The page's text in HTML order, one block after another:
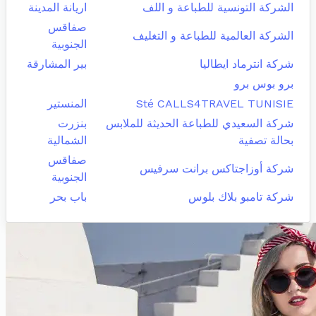
الشركة التونسية للطباعة و اللف
اريانة المدينة
الشركة العالمية للطباعة و التغليف
صفاقس
الجنوبية
شركة انترماد ايطاليا
بير المشارقة
برو بوس برو
Sté CALLS4TRAVEL TUNISIE
المنستير
شركة السعيدي للطباعة الحديثة للملابس
بحالة تصفية
بنزرت
الشمالية
شركة أوزاجتاكس برانت سرفيس
صفاقس
الجنوبية
شركة تامبو بلاك بلوس
باب بحر